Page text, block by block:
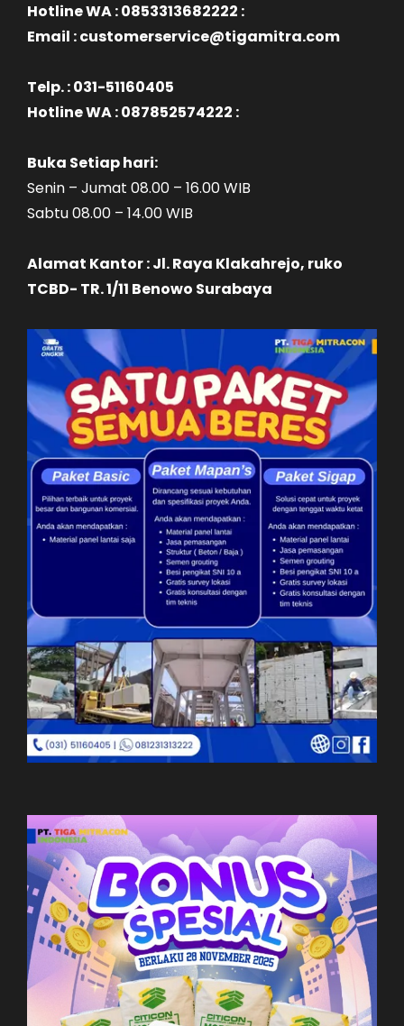
Hotline WA : 0853313682222 :
Email : customerservice@tigamitra.com
Telp. : 031-51160405
Hotline WA : 087852574222 :
Buka Setiap hari:
Senin – Jumat 08.00 – 16.00 WIB
Sabtu 08.00 – 14.00 WIB
Alamat Kantor : Jl. Raya Klakahrejo, ruko
TCBD- TR. 1/11 Benowo Surabaya